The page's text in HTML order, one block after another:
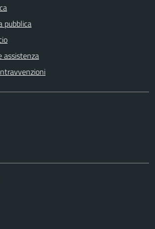
pubblica
assistenza